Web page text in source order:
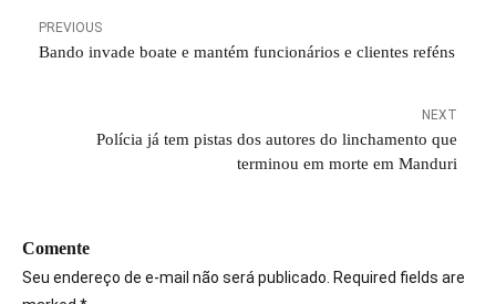
PREVIOUS
Bando invade boate e mantém funcionários e clientes reféns
NEXT
Polícia já tem pistas dos autores do linchamento que
terminou em morte em Manduri
Comente
Seu endereço de e-mail não será publicado. Required fields are